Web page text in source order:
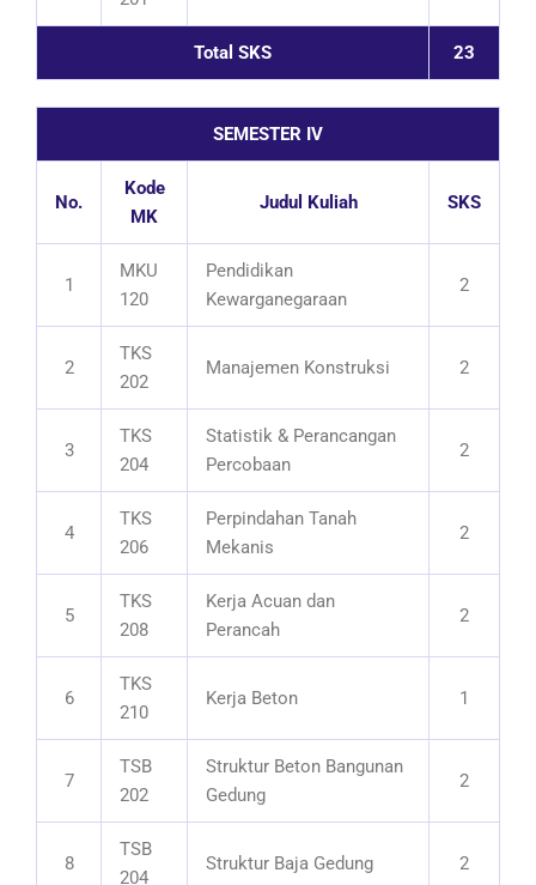
Total SKS 23
SEMESTER IV
No.
Kode
MK
Judul Kuliah SKS
1
MKU
120
Pendidikan
Kewarganegaraan
2
2
TKS
202
Manajemen Konstruksi 2
3
TKS
204
Statistik & Perancangan
Percobaan
2
4
TKS
206
Perpindahan Tanah
Mekanis
2
5
TKS
208
Kerja Acuan dan
Perancah
2
6
TKS
210
Kerja Beton 1
7
TSB
202
Struktur Beton Bangunan
Gedung
2
8
TSB
204
Struktur Baja Gedung 2